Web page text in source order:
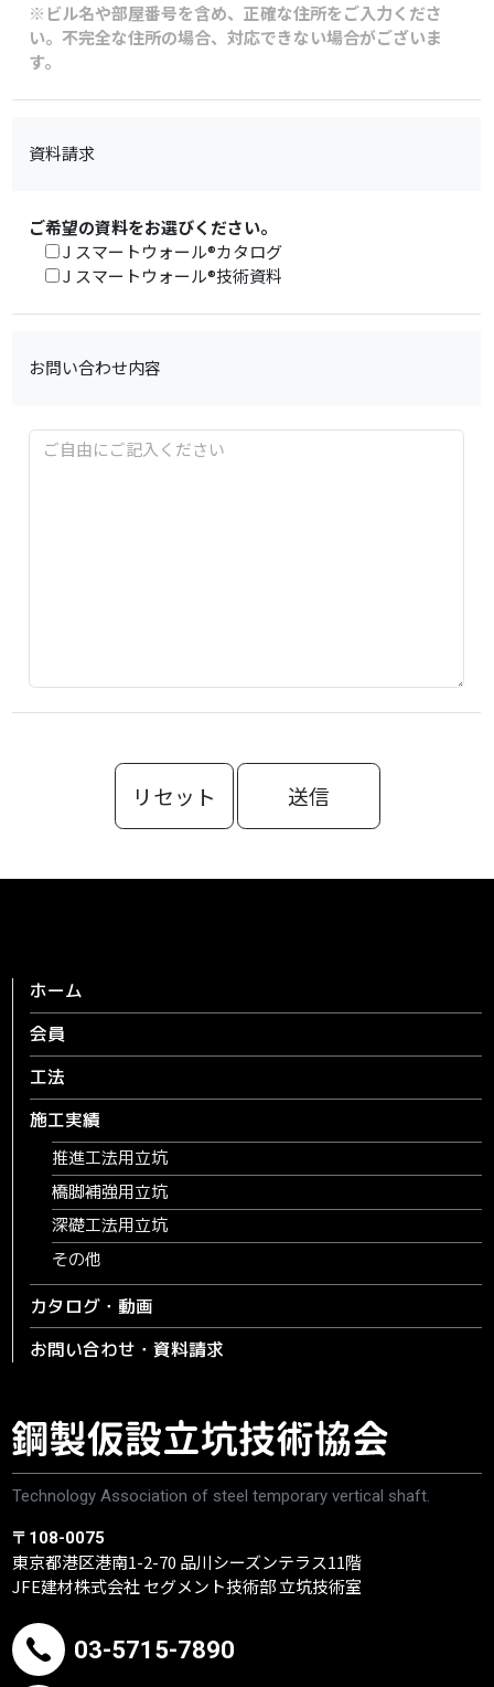
※ビル名や部屋番号を含め、正確な住所をご入力くださ
い。不完全な住所の場合、対応できない場合がございま
す。
資料請求
ご希望の資料をお選びください。
J スマートウォール®カタログ
J スマートウォール®技術資料
お問い合わせ内容
リセット
Technology Association of steel temporary vertical shaft.
〒108-0075
東京都港区港南1-2-70 品川シーズンテラス11階
JFE建材株式会社 セグメント技術部 立坑技術室
03-5715-7890
ホーム
会員
工法
施工実績
推進工法用立坑
橋脚補強用立坑
深礎工法用立坑
その他
カタログ・動画
お問い合わせ・資料請求